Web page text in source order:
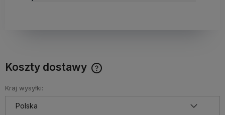
Koszty dostawy
Kraj wysyłki: